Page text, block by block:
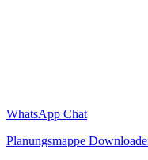
WhatsApp Chat
Planungsmappe